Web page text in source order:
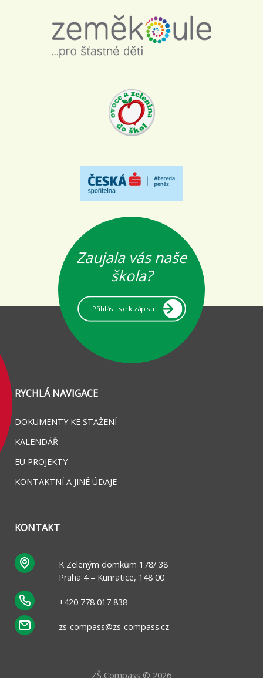
RYCHLÁ NAVIGACE
DOKUMENTY KE STAŽENÍ
KALENDÁŘ
EU PROJEKTY
KONTAKTNÍ A JINÉ ÚDAJE
KONTAKT
K Zeleným domkům 178/ 38
Praha 4 – Kunratice, 148 00
+420 778 017 838
zs-compass@zs-compass.cz
Zaujala vás naše
škola?
Přihlásit se k zápisu
ZŠ Compass © 2026